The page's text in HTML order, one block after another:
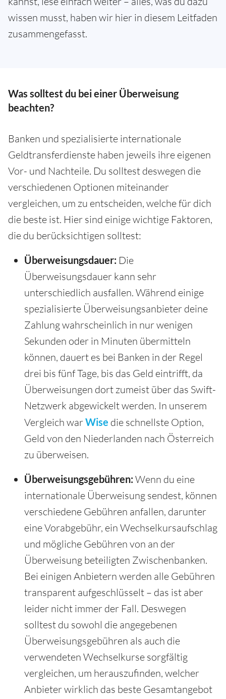
wissen musst, haben wir hier in diesem Leitfaden
zusammengefasst.
Was solltest du bei einer Überweisung
beachten?
Banken und spezialisierte internationale
Geldtransferdienste haben jeweils ihre eigenen
Vor- und Nachteile. Du solltest deswegen die
verschiedenen Optionen miteinander
vergleichen, um zu entscheiden, welche für dich
die beste ist. Hier sind einige wichtige Faktoren,
die du berücksichtigen solltest:
Überweisungsdauer: Die
Überweisungsdauer kann sehr
unterschiedlich ausfallen. Während einige
spezialisierte Überweisungsanbieter deine
Zahlung wahrscheinlich in nur wenigen
Sekunden oder in Minuten übermitteln
können, dauert es bei Banken in der Regel
drei bis fünf Tage, bis das Geld eintrifft, da
Überweisungen dort zumeist über das Swift-
Netzwerk abgewickelt werden. In unserem
Vergleich warWise die schnellste Option,
Geld von den Niederlanden nach Österreich
zu überweisen.
Überweisungsgebühren: Wenn du eine
internationale Überweisung sendest, können
verschiedene Gebühren anfallen, darunter
eine Vorabgebühr, ein Wechselkursaufschlag
und mögliche Gebühren von an der
Überweisung beteiligten Zwischenbanken.
Bei einigen Anbietern werden alle Gebühren
transparent aufgeschlüsselt – das ist aber
leider nicht immer der Fall. Deswegen
solltest du sowohl die angegebenen
Überweisungsgebühren als auch die
verwendeten Wechselkurse sorgfältig
vergleichen, um herauszufinden, welcher
Anbieter wirklich das beste Gesamtangebot